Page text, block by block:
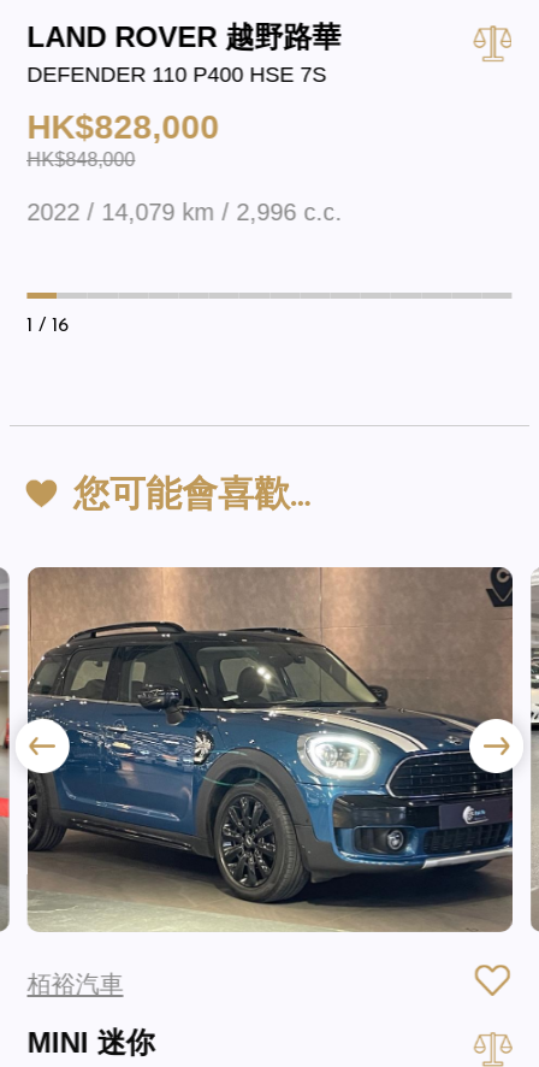
LAND ROVER 越野路華
DEFENDER 110 P400 HSE 7S
HK$828,000
HK$848,000
2022 / 14,079 km / 2,996 c.c.
1 / 16
您可能會喜歡…
栢裕汽車
MINI 迷你